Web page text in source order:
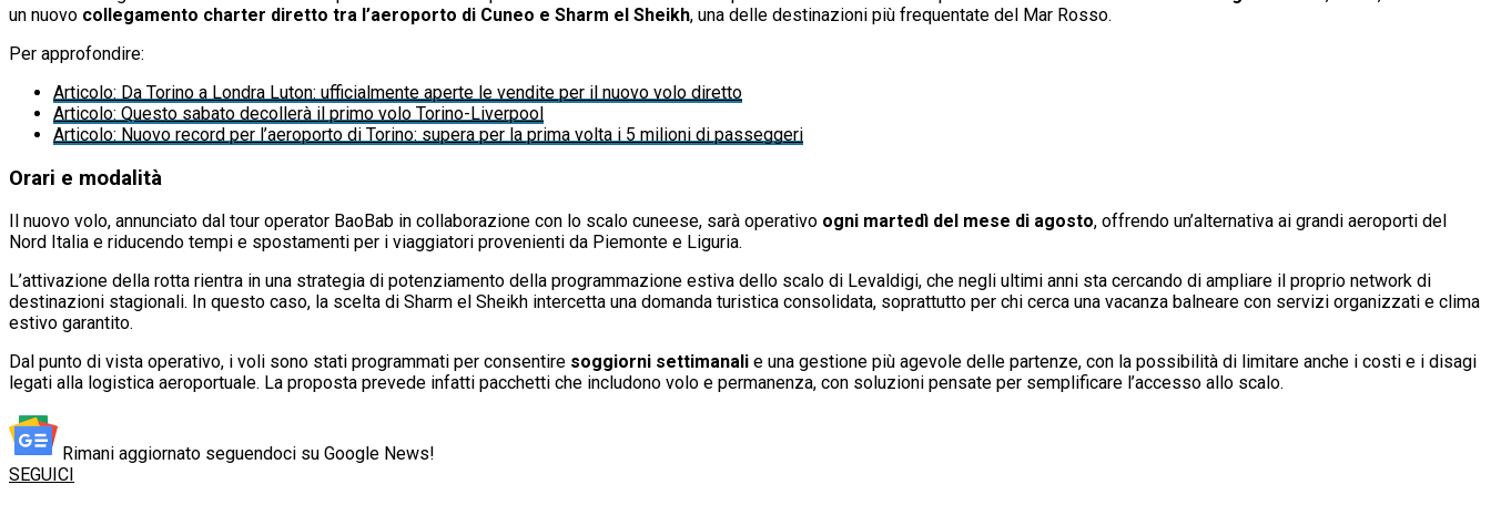
un nuovo collegamento charter diretto tra l’aeroporto di Cuneo e Sharm el Sheikh, una delle destinazioni più frequentate del Mar Rosso.
Per approfondire:
Articolo: Da Torino a Londra Luton: ufficialmente aperte le vendite per il nuovo volo diretto
Articolo: Questo sabato decollerà il primo volo Torino-Liverpool
Articolo: Nuovo record per l’aeroporto di Torino: supera per la prima volta i 5 milioni di passeggeri
Orari e modalità
Il nuovo volo, annunciato dal tour operator BaoBab in collaborazione con lo scalo cuneese, sarà operativo ogni martedì del mese di agosto, offrendo un’alternativa ai grandi aeroporti del
Nord Italia e riducendo tempi e spostamenti per i viaggiatori provenienti da Piemonte e Liguria.
L’attivazione della rotta rientra in una strategia di potenziamento della programmazione estiva dello scalo di Levaldigi, che negli ultimi anni sta cercando di ampliare il proprio network di
destinazioni stagionali. In questo caso, la scelta di Sharm el Sheikh intercetta una domanda turistica consolidata, soprattutto per chi cerca una vacanza balneare con servizi organizzati e clima
estivo garantito.
Dal punto di vista operativo, i voli sono stati programmati per consentire soggiorni settimanali e una gestione più agevole delle partenze, con la possibilità di limitare anche i costi e i disagi
legati alla logistica aeroportuale. La proposta prevede infatti pacchetti che includono volo e permanenza, con soluzioni pensate per semplificare l’accesso allo scalo.
Rimani aggiornato seguendoci su Google News!
SEGUICI